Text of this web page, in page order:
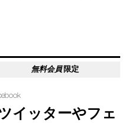
無料会員 限定
イッターやフェ